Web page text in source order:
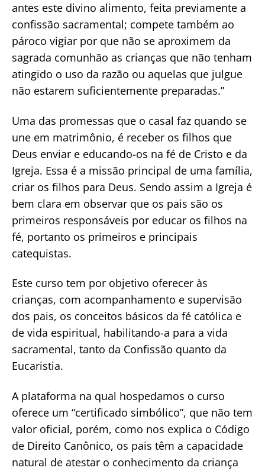
antes este divino alimento, feita previamente a
confissão sacramental; compete também ao
pároco vigiar por que não se aproximem da
sagrada comunhão as crianças que não tenham
atingido o uso da razão ou aquelas que julgue
não estarem suficientemente preparadas.”
Uma das promessas que o casal faz quando se
une em matrimônio, é receber os filhos que
Deus enviar e educando-os na fé de Cristo e da
Igreja. Essa é a missão principal de uma família,
criar os filhos para Deus. Sendo assim a Igreja é
bem clara em observar que os pais são os
primeiros responsáveis por educar os filhos na
fé, portanto os primeiros e principais
catequistas.
Este curso tem por objetivo oferecer às
crianças, com acompanhamento e supervisão
dos pais, os conceitos básicos da fé católica e
de vida espiritual, habilitando-a para a vida
sacramental, tanto da Confissão quanto da
Eucaristia.
A plataforma na qual hospedamos o curso
oferece um “certificado simbólico”, que não tem
valor oficial, porém, como nos explica o Código
de Direito Canônico, os pais têm a capacidade
natural de atestar o conhecimento da criança